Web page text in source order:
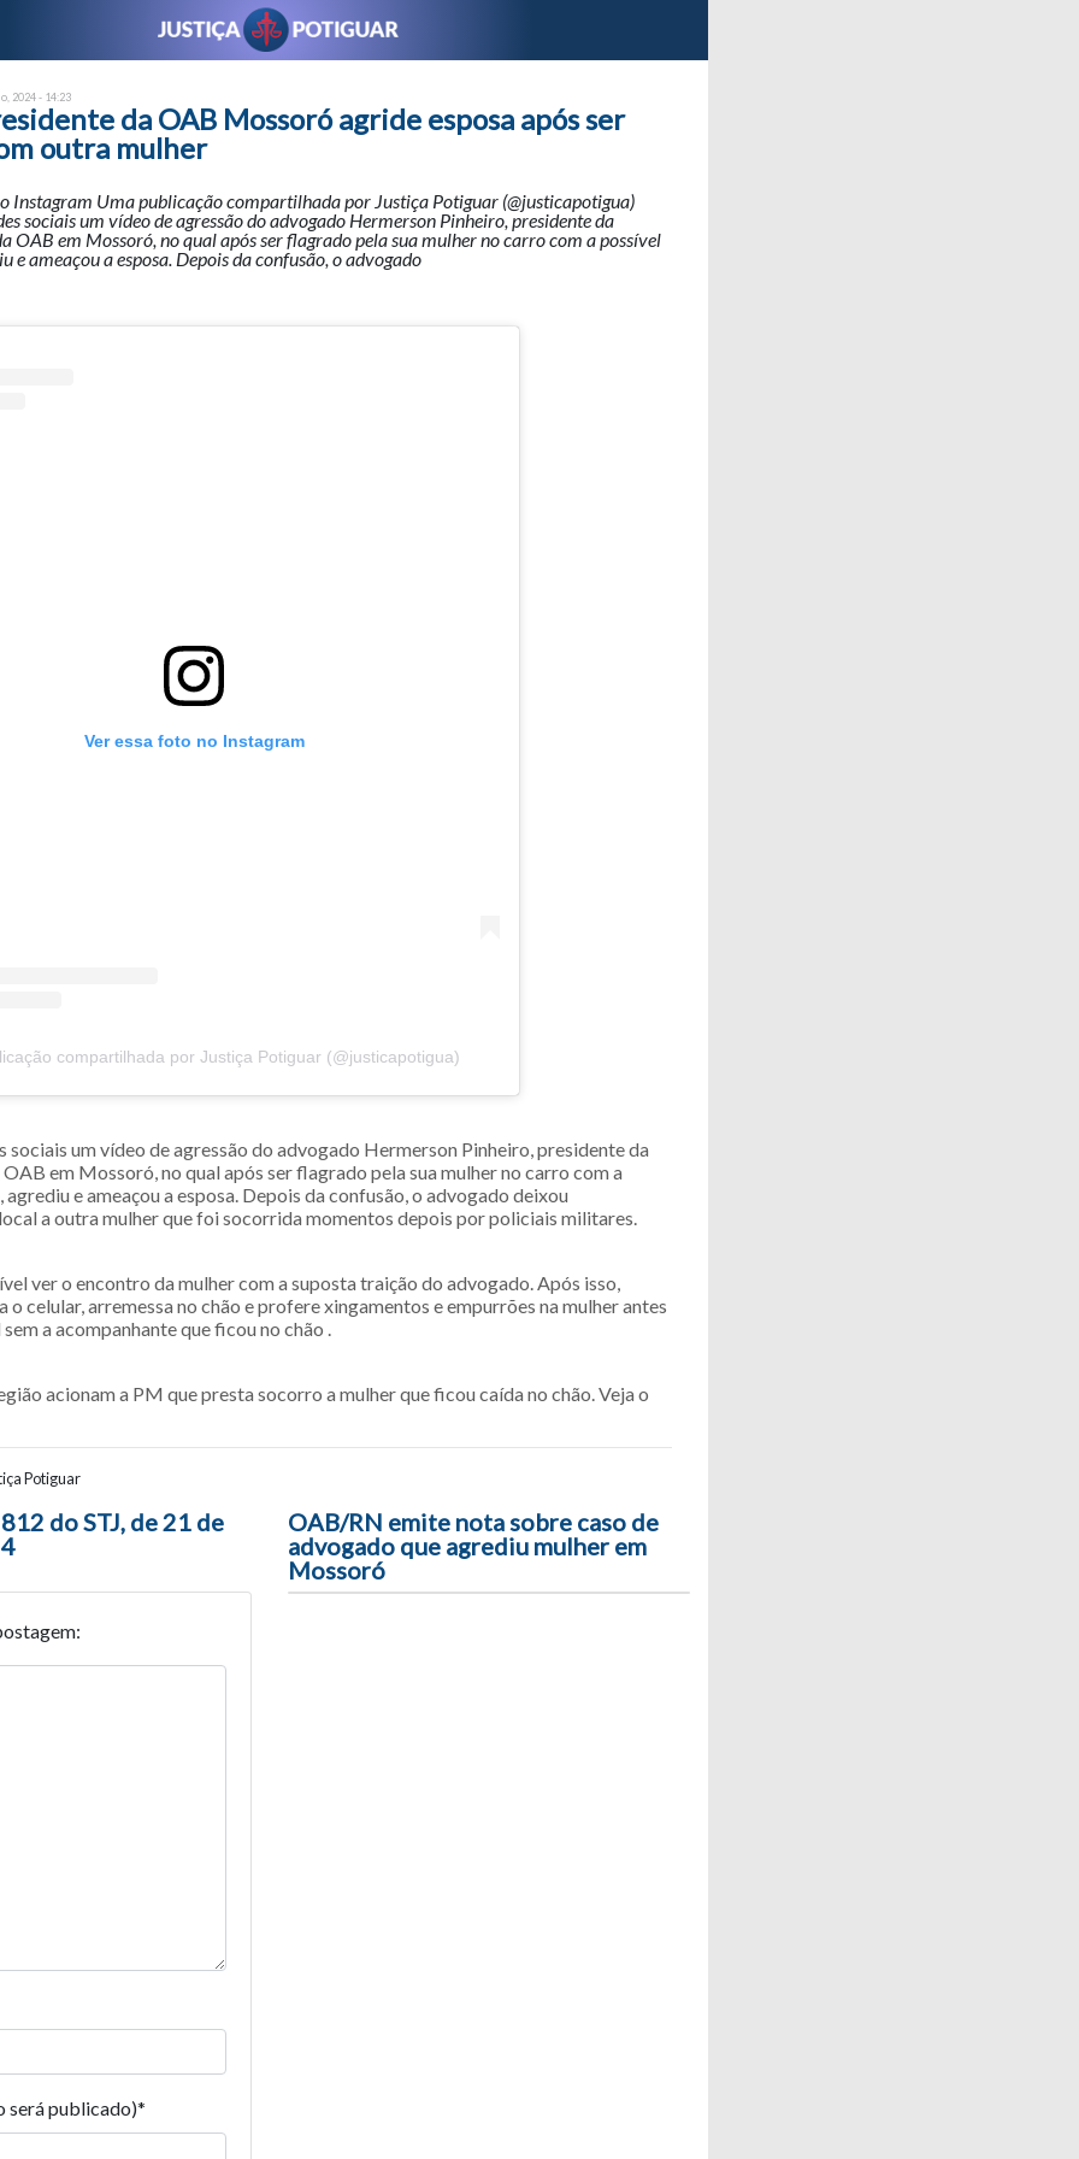
2024 - 14:23
da OAB Mossoró agride esposa após ser
outra mulher
Instagram Uma publicação compartilhada por Justiça Potiguar (@justicapotigua)
sociais um vídeo de agressão do advogado Hermerson Pinheiro, presidente da
OAB em Mossoró, no qual após ser flagrado pela sua mulher no carro com a possível
e ameaçou a esposa. Depois da confusão, o advogado
Ver essa foto no Instagram
compartilhada por Justiça Potiguar (@justicapotigua)
sociais um vídeo de agressão do advogado Hermerson Pinheiro, presidente da
em Mossoró, no qual após ser flagrado pela sua mulher no carro com a
e ameaçou a esposa. Depois da confusão, o advogado deixou
a outra mulher que foi socorrida momentos depois por policiais militares.
ver o encontro da mulher com a suposta traição do advogado. Após isso,
o celular, arremessa no chão e profere xingamentos e empurrões na mulher antes
a acompanhante que ficou no chão .
acionam a PM que presta socorro a mulher que ficou caída no chão. Veja o
Potiguar
entre posts
do STJ, de 21 de
OAB/RN emite nota sobre caso de
advogado que agrediu mulher em
Mossoró
será publicado)*